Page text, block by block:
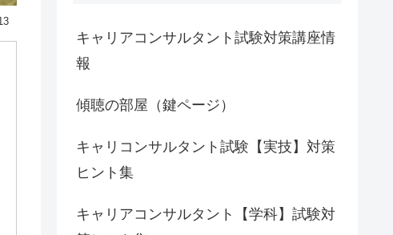
キャリアコンサルタント試験対策講座情
報
傾聴の部屋（鍵ページ）
キャリコンサルタント試験【実技】対策
ヒント集
キャリアコンサルタント【学科】試験対